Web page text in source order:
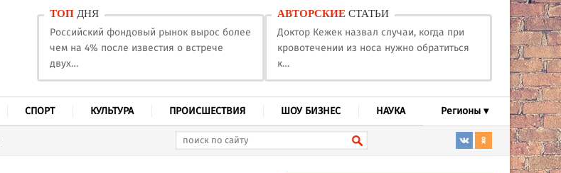
ТОП ДНЯ
Российский фондовый рынок вырос более
чем на 4% после известия о встрече
двух…
АВТОРСКИЕ СТАТЬИ
Доктор Кежек назвал случаи, когда при
кровотечении из носа нужно обратиться
к…
СПОРТ КУЛЬТУРА ПРОИСШЕСТВИЯ ШОУ БИЗНЕС НАУКА Регионы ▾